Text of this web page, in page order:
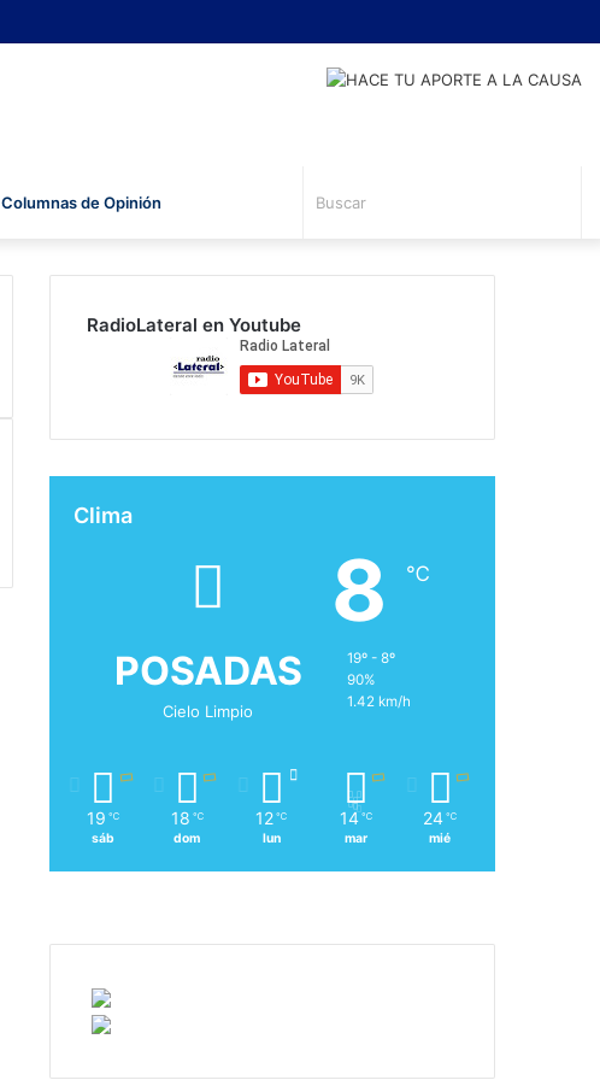
Columnas de Opinión
RadioLateral en Youtube
Clima
POSADAS
Cielo Limpio
8 ℃
19º - 8º
90%
1.42 km/h
19 ℃
sáb
18 ℃
dom
12 ℃
lun
14 ℃
mar
24 ℃
mié